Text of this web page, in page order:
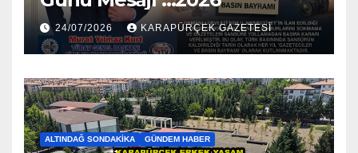
24/07/2026 KARAPÜRÇEK GAZETESİ
ALTINDAĞ SONDAKIKA GÜNDEM HABER